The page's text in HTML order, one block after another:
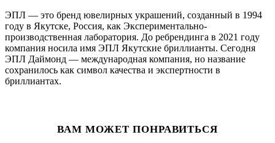
ЭПЛ — это бренд ювелирных украшений, созданный в 1994
году в Якутске, Россия, как Экспериментально-
производственная лаборатория. До ребрендинга в 2021 году
компания носила имя ЭПЛ Якутские бриллианты. Сегодня
ЭПЛ Даймонд — международная компания, но название
сохранилось как символ качества и экспертности в
бриллиантах.
ВАМ МОЖЕТ ПОНРАВИТЬСЯ